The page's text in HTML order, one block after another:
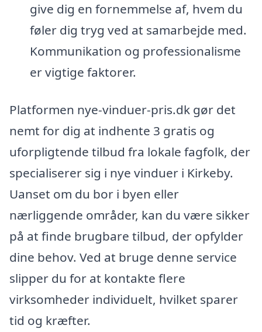
give dig en fornemmelse af, hvem du
føler dig tryg ved at samarbejde med.
Kommunikation og professionalisme
er vigtige faktorer.
Platformen nye-vinduer-pris.dk gør det
nemt for dig at indhente 3 gratis og
uforpligtende tilbud fra lokale fagfolk, der
specialiserer sig i nye vinduer i Kirkeby.
Uanset om du bor i byen eller
nærliggende områder, kan du være sikker
på at finde brugbare tilbud, der opfylder
dine behov. Ved at bruge denne service
slipper du for at kontakte flere
virksomheder individuelt, hvilket sparer
tid og kræfter.